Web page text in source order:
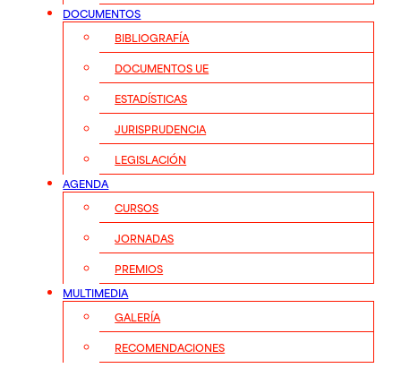
DOCUMENTOS
BIBLIOGRAFÍA
DOCUMENTOS UE
ESTADÍSTICAS
JURISPRUDENCIA
LEGISLACIÓN
AGENDA
CURSOS
JORNADAS
PREMIOS
MULTIMEDIA
GALERÍA
RECOMENDACIONES